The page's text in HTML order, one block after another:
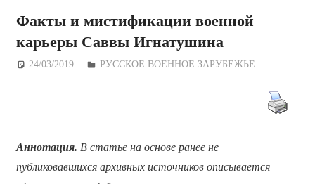
Факты и мистификации военной
карьеры Саввы Игнатушина
24/03/2019 Дежурный по Редакции
РУССКОЕ ВОЕННОЕ ЗАРУБЕЖЬЕ
Аннотация. В статье на основе ранее не
публиковавшихся архивных источников описывается